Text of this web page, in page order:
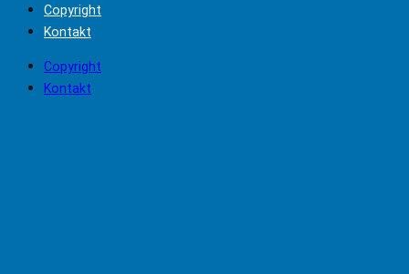
Copyright
Kontakt
Copyright
Kontakt